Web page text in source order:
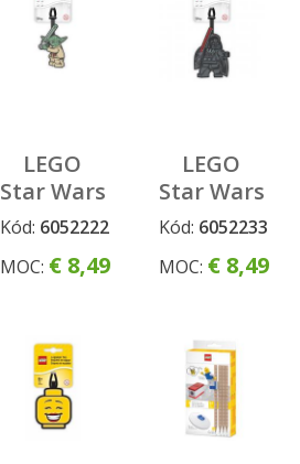
LEGO
Star Wars
Menovka
batožinu
Kód: 6052222
MOC: € 8,49
LEGO
Star Wars
Menovka
batožinu
Kód: 6052233
MOC: € 8,49